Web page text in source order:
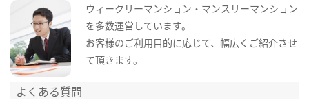
ウィークリーマンション・マンスリーマンション
を多数運営しています。
お客様のご利用目的に応じて、幅広くご紹介させ
て頂きます。
よくある質問